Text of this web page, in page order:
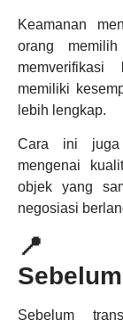
Keamanan
orang
memiliki
lebih lengkap.
Cara ini juga
mengenai
objek yang
negosiasi
📍
Sebelum